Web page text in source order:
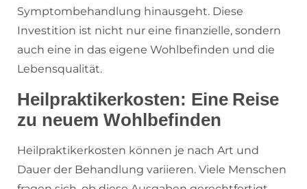
Symptombehandlung hinausgeht. Diese
Investition ist nicht nur eine finanzielle, sondern
auch eine in das eigene Wohlbefinden und die
Lebensqualität.
Heilpraktikerkosten: Eine Reise
zu neuem Wohlbefinden
Heilpraktikerkosten können je nach Art und
Dauer der Behandlung variieren. Viele Menschen